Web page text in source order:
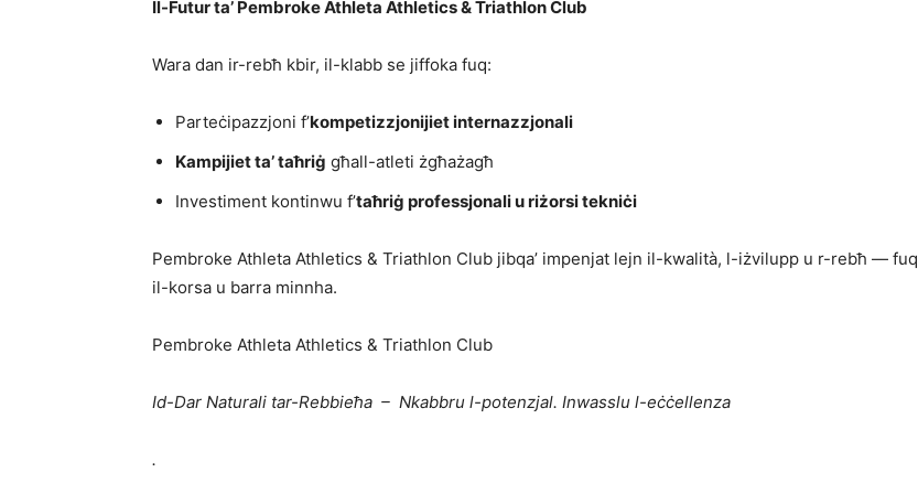
Il-Futur ta’ Pembroke Athleta Athletics & Triathlon Club
Wara dan ir-rebħ kbir, il-klabb se jiffoka fuq:
Parteċipazzjoni f’kompetizzjonijiet internazzjonali
Kampijiet ta’ taħriġ għall-atleti żgħażagħ
Investiment kontinwu f’taħriġ professjonali u riżorsi tekniċi
Pembroke Athleta Athletics & Triathlon Club jibqa’ impenjat lejn il-kwalità, l-iżvilupp u r-rebħ — fuq
il-korsa u barra minnha.
Pembroke Athleta Athletics & Triathlon Club
Id-Dar Naturali tar-Rebbieħa – Nkabbru l-potenzjal. Inwasslu l-eċċellenza
.